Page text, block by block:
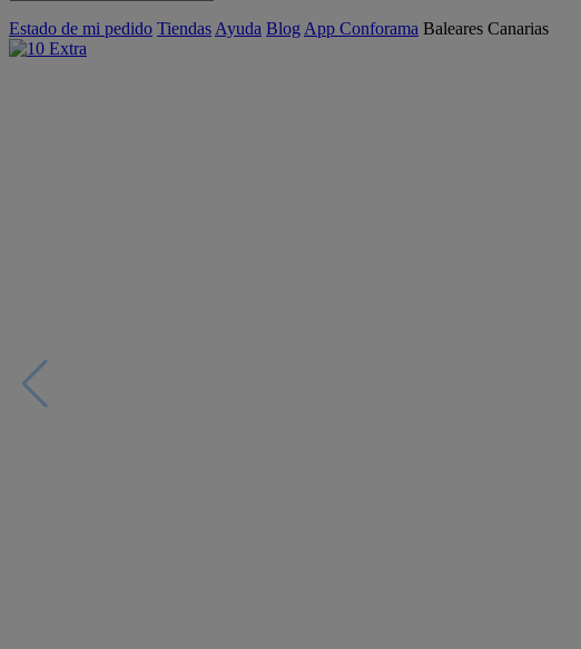
Estado de mi pedido Tiendas Ayuda Blog App Conforama Baleares Canarias